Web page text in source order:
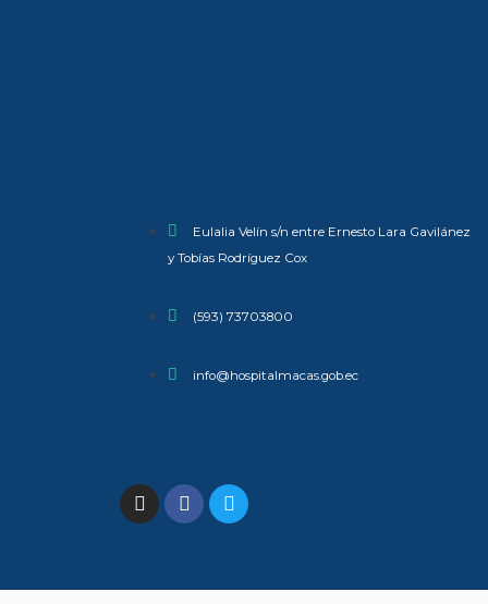
Eulalia Velín s/n entre Ernesto Lara Gavilánez
y Tobías Rodríguez Cox
(593) 73703800​
info@hospitalmacas.gob.ec